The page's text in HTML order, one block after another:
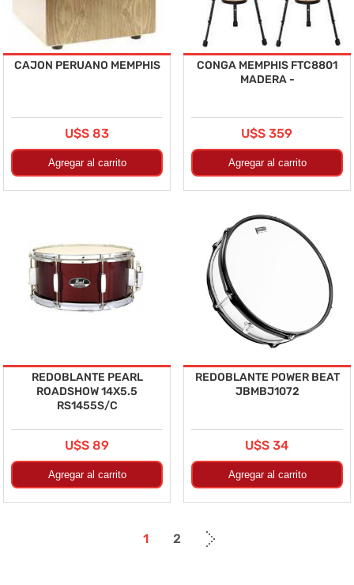
CAJON PERUANO MEMPHIS
U$S 83
CONGA MEMPHIS FTC8801
MADERA -
U$S 359
REDOBLANTE PEARL
ROADSHOW 14X5.5
RS1455S/C
U$S 89
REDOBLANTE POWER BEAT
JBMBJ1072
U$S 34
1 2